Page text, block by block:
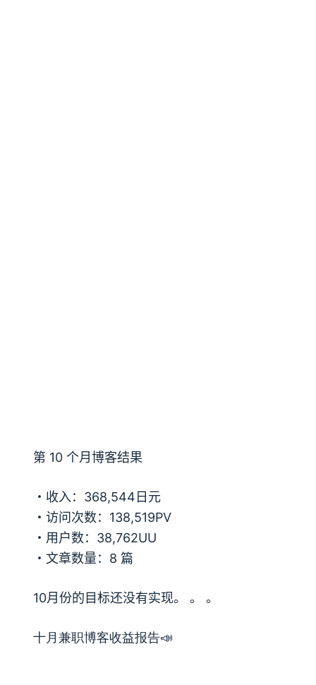
第 10 个月博客结果
・收入：368,544日元
・访问次数：138,519PV
・用户数：38,762UU
・文章数量：8 篇
10月份的目标还没有实现。 。 。
十月兼职博客收益报告📣